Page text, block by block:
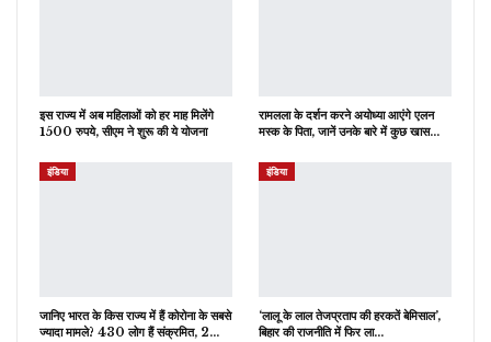
इस राज्य में अब महिलाओं को हर माह मिलेंगे
1500 रुपये, सीएम ने शुरू की ये योजना
रामलला के दर्शन करने अयोध्या आएंगे एलन
मस्क के पिता, जानें उनके बारे में कुछ खास…
इंडिया
जानिए भारत के किस राज्य में हैं कोरोना के सबसे
ज्यादा मामले? 430 लोग हैं संक्रमित, 2…
इंडिया
‘लालू के लाल तेजप्रताप की हरकतें बेमिसाल’,
बिहार की राजनीति में फिर ला…